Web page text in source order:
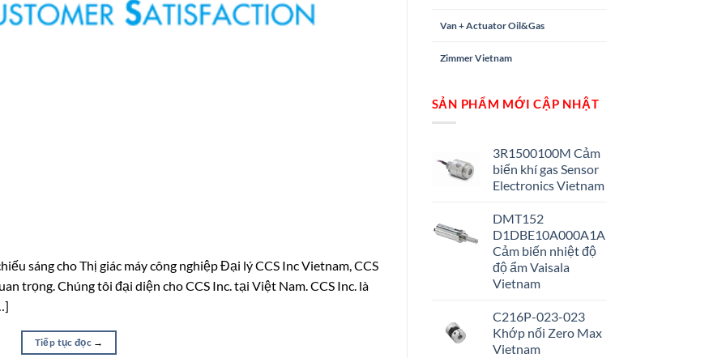
sáng cho Thị giác máy công nghiệp Đại lý CCS Inc Vietnam, CCS
trọng. Chúng tôi đại diện cho CCS Inc. tại Việt Nam. CCS Inc. là
Tiếp tục đọc →
Van + Actuator Oil&Gas
Zimmer Vietnam
SẢN PHẨM MỚI CẬP NHẬT
3R1500100M Cảm
biến khí gas Sensor
Electronics Vietnam
DMT152
D1DBE10A000A1A
Cảm biến nhiệt độ
độ ẩm Vaisala
Vietnam
C216P-023-023
Khớp nối Zero Max
Vietnam